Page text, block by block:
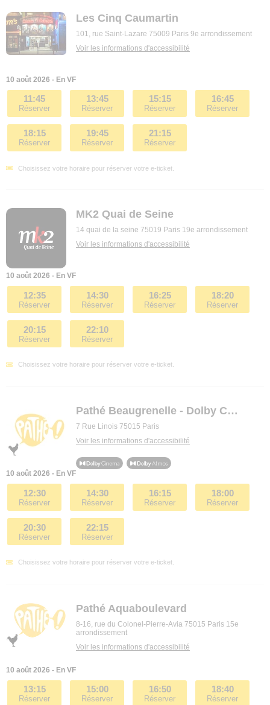
Les Cinq Caumartin
101, rue Saint-Lazare 75009 Paris 9e arrondissement
Voir les informations d'accessibilité
10 août 2026 - En VF
11:45
Réserver
13:45
Réserver
15:15
Réserver
16:45
Réserver
18:15
Réserver
19:45
Réserver
21:15
Réserver
Choisissez votre horaire pour réserver votre e-ticket.
MK2 Quai de Seine
14 quai de la seine 75019 Paris 19e arrondissement
Voir les informations d'accessibilité
10 août 2026 - En VF
12:35
Réserver
14:30
Réserver
16:25
Réserver
18:20
Réserver
20:15
Réserver
22:10
Réserver
Choisissez votre horaire pour réserver votre e-ticket.
Pathé Beaugrenelle - Dolby Cinema
7 Rue Linois 75015 Paris
Voir les informations d'accessibilité
10 août 2026 - En VF
12:30
Réserver
14:30
Réserver
16:15
Réserver
18:00
Réserver
20:30
Réserver
22:15
Réserver
Choisissez votre horaire pour réserver votre e-ticket.
Pathé Aquaboulevard
8-16, rue du Colonel-Pierre-Avia 75015 Paris 15e
arrondissement
Voir les informations d'accessibilité
10 août 2026 - En VF
13:15
Réserver
15:00
Réserver
16:50
Réserver
18:40
Réserver